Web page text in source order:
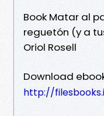
Book Matar al
reguetón (y a
Oriol Rosell
Download
http://